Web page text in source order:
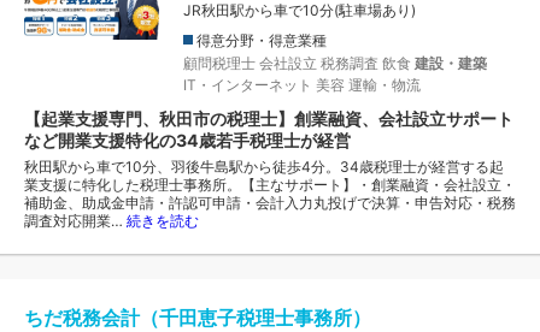
JR秋田駅から車で10分(駐車場あり)
得意分野・得意業種
顧問税理士 会社設立 税務調査 飲食 建設・建築
IT・インターネット 美容 運輸・物流
【起業支援専門、秋田市の税理士】創業融資、会社設立サポート
など開業支援特化の34歳若手税理士が経営
秋田駅から車で10分、羽後牛島駅から徒歩4分。34歳税理士が経営する起
業支援に特化した税理士事務所。【主なサポート】・創業融資・会社設立・
補助金、助成金申請・許認可申請・会計入力丸投げで決算・申告対応・税務
調査対応開業… 続きを読む
ちだ税務会計（千田恵子税理士事務所）